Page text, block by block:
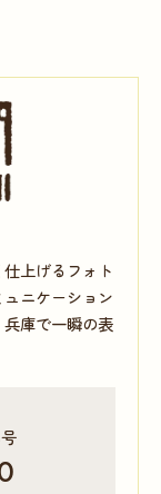
上げるフォト
ニケーション
庫で一瞬の表